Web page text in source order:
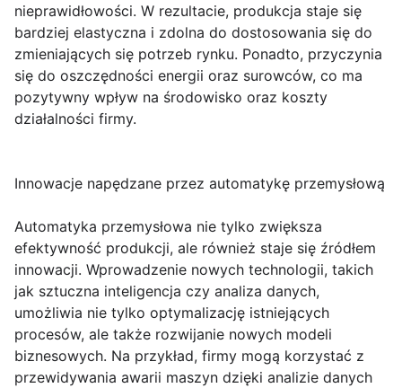
nieprawidłowości. W rezultacie, produkcja staje się
bardziej elastyczna i zdolna do dostosowania się do
zmieniających się potrzeb rynku. Ponadto, przyczynia
się do oszczędności energii oraz surowców, co ma
pozytywny wpływ na środowisko oraz koszty
działalności firmy.
Innowacje napędzane przez automatykę przemysłową
Automatyka przemysłowa nie tylko zwiększa
efektywność produkcji, ale również staje się źródłem
innowacji. Wprowadzenie nowych technologii, takich
jak sztuczna inteligencja czy analiza danych,
umożliwia nie tylko optymalizację istniejących
procesów, ale także rozwijanie nowych modeli
biznesowych. Na przykład, firmy mogą korzystać z
przewidywania awarii maszyn dzięki analizie danych